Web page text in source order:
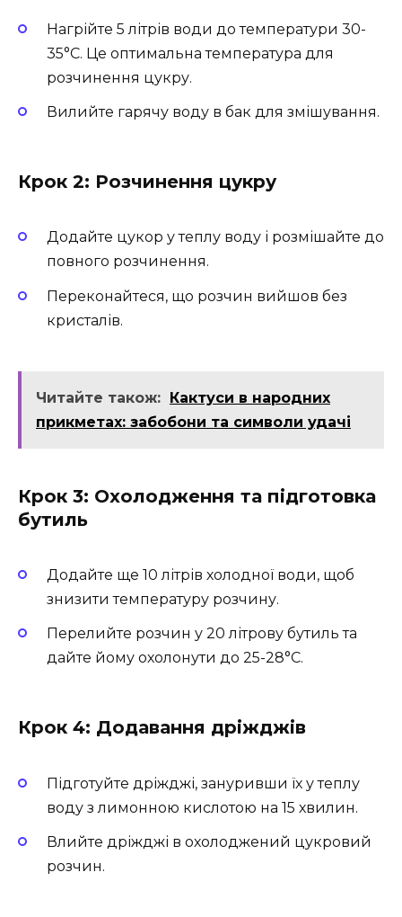
Нагрійте 5 літрів води до температури 30-
35°C. Це оптимальна температура для
розчинення цукру.
Вилийте гарячу воду в бак для змішування.
Крок 2: Розчинення цукру
Додайте цукор у теплу воду і розмішайте до
повного розчинення.
Переконайтеся, що розчин вийшов без
кристалів.
Читайте також: Кактуси в народних
прикметах: забобони та символи удачі
Крок 3: Охолодження та підготовка
бутиль
Додайте ще 10 літрів холодної води, щоб
знизити температуру розчину.
Перелийте розчин у 20 літрову бутиль та
дайте йому охолонути до 25-28°C.
Крок 4: Додавання дріжджів
Підготуйте дріжджі, зануривши їх у теплу
воду з лимонною кислотою на 15 хвилин.
Влийте дріжджі в охолоджений цукровий
розчин.